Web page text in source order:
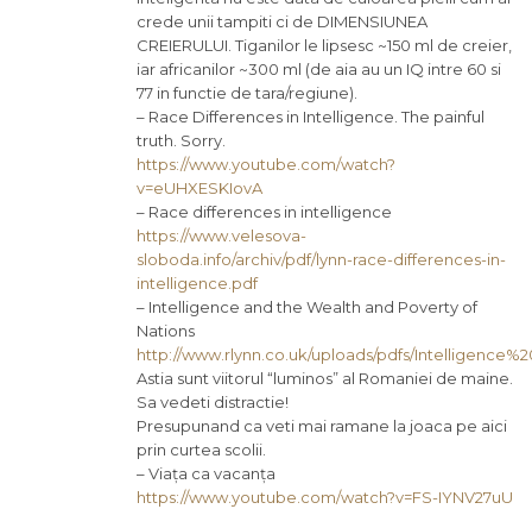
crede unii tampiti ci de DIMENSIUNEA
CREIERULUI. Tiganilor le lipsesc ~150 ml de creier,
iar africanilor ~300 ml (de aia au un IQ intre 60 si
77 in functie de tara/regiune).
– Race Differences in Intelligence. The painful
truth. Sorry.
https://www.youtube.com/watch?
v=eUHXESKIovA
– Race differences in intelligence
https://www.velesova-
sloboda.info/archiv/pdf/lynn-race-differences-in-
intelligence.pdf
– Intelligence and the Wealth and Poverty of
Nations
http://www.rlynn.co.uk/uploads/pdfs/
Astia sunt viitorul “luminos” al Romaniei de maine.
Sa vedeti distractie!
Presupunand ca veti mai ramane la joaca pe aici
prin curtea scolii.
– Viața ca vacanța
https://www.youtube.com/watch?v=FS-IYNV27uU